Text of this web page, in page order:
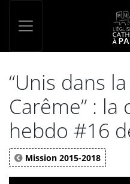
“Unis dans
Carême” :
hebdo #16
Mission 2015-2018
Panneau de gestion des